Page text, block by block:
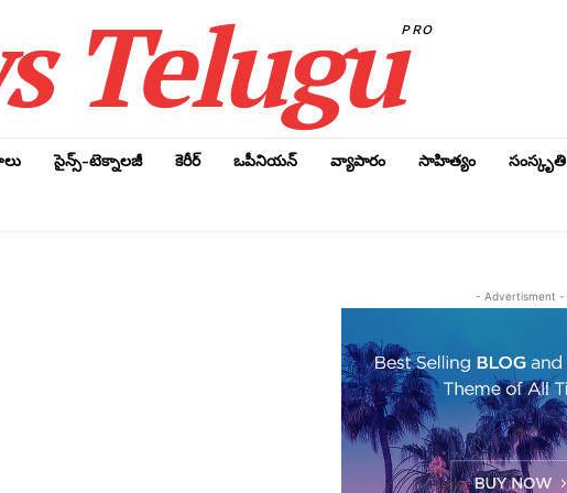
TeluguPRO
సైన్స్‌-టెక్నాలజీ కెరీర్‌ ఒపీనియన్‌ వ్యాపారం సాహిత్యం సంస్కృతి
- Advertisment -